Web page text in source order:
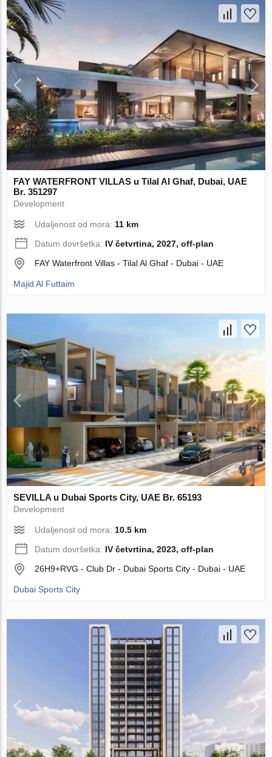
FAY WATERFRONT VILLAS u Tilal Al Ghaf, Dubai, UAE
Br. 351297
Development
Udaljenost od mora:11 km
Datum dovršetka: IV četvrtina, 2027, off-plan
FAY Waterfront Villas - Tilal Al Ghaf - Dubai - UAE
Majid Al Futtaim
SEVILLA u Dubai Sports City, UAE Br. 65193
Development
Udaljenost od mora: 10.5 km
Datum dovršetka: IV četvrtina, 2023, off-plan
26H9+RVG - Club Dr - Dubai Sports City - Dubai - UAE
Dubai Sports City